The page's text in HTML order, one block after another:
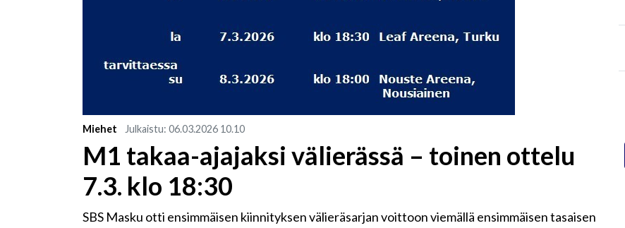
Miehet Julkaistu: 06.03.2026 10.10
M1 takaa-ajajaksi välierässä – toinen ottelu
7.3. klo 18:30
SBS Masku otti ensimmäisen kiinnityksen välieräsarjan voittoon viemällä ensimmäisen tasaisen